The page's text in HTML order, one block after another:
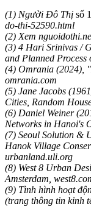
(1) Người Đô Thị số
do-thi-52590.html
(2) Xem
(3) 4 Hari Srinivas /
and Planned
(4) Omrania (2024),
omrania.com
(5) Jane Jacobs
Cities, Random
(6) Daniel Weiner
Networks in Hanoi's
(7) Seoul Solution &
Hanok Village
urbanland.uli.org
(8) West 8 Urban
Amsterdam,
(9) Tình hình hoạt
(trang thông tin kinh